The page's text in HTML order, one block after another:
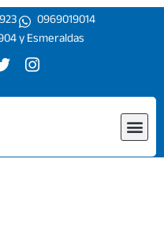
0969019014
y Esmeraldas
T
i
r
I
s
r